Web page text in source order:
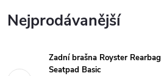
Nejprodávanější
Zadní brašna Royster
Seatpad Basic